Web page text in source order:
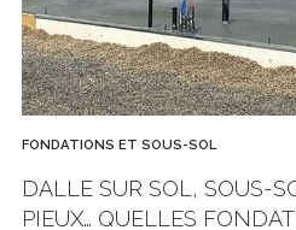
FONDATIONS ET SOUS-SOL
DALLE SUR SOL, SOUS-
PIEUX… QUELLES